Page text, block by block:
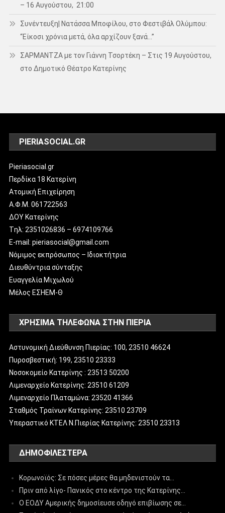
– 16 Αυγούστου, 21:00
Συνέντευξη| Νατάσσα Μποφίλου, στο Φεστιβάλ Ολύμπου:
“Είκοσι χρόνια μετά, όλα αρχίζουν ξανά…”
ΣΑΡΜΑΝΤΖΑ με τον Γιάννη Τσορτέκη – Στις 19 Αυγούστου,
στο Δημοτικό Θέατρο Κατερίνης
PIERIASOCIAL.GR
Pieriasocial.gr
Περδίκα 18 Κατερίνη
Ατομική Επιχείρηση
Α.Φ.Μ. 061722563
ΔΟΥ Κατερίνης
Tηλ: 2351026836 – 6974109766
E-mail: pieriasocial@gmail.com
Νόμιμος εκπρόσωπος – Ιδιοκτήτρια
Διευθύντρια σύνταξης
Ευαγγελία Μιχωλού
Μέλος ΕΣΗΕΜ-Θ
ΧΡΗΣΙΜΑ ΤΗΛΕΦΩΝΑ ΣΤΗΝ ΠΙΕΡΙΑ
Αστυνομική Διεύθυνση Πιερίας: 100, 23510 46624
Πυροσβεστική: 199, 23510 23333
Νοσοκομείο Κατερίνης : 23513 50200
Λιμεναρχείο Κατερίνης: 23510 61209
Λιμεναρχείο Πλαταμώνα: 23520 41366
Σταθμός Τραίνων Κατερίνης: 23510 23709
Υπεραστικό ΚΤΕΛ Ν.Πιερίας Κατερίνης: 23510 23313
ΔΗΜΟΦΙΛΈΣΤΕΡΑ
Κορωνοϊός: Σε πόσες μέρες θα μηδενιστούν τα…
Πριν από λίγο- Πανικός στο κέντρο της Κατερίνης…
Ο ΕΟΔΥ Αμερικής δημοσίευσε οδηγό επιβίωσης σε…